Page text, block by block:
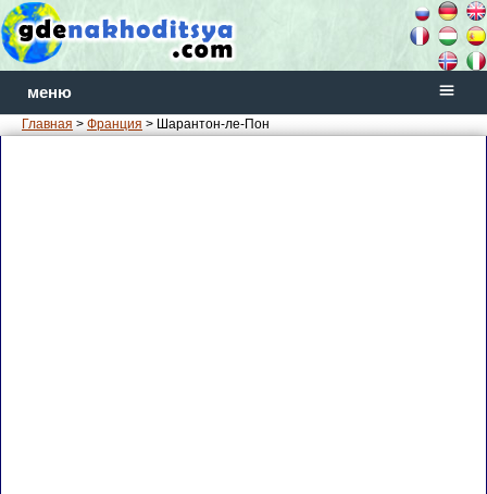
меню
Главная > Франция > Шарантон-ле-Пон